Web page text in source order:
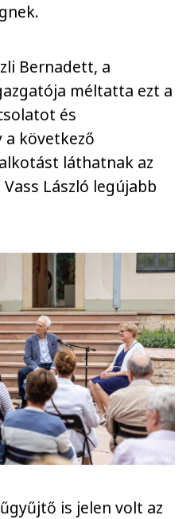
Bernadett, a
méltatta ezt a
és
következő
láthatnak az
László legújabb
is jelen volt az